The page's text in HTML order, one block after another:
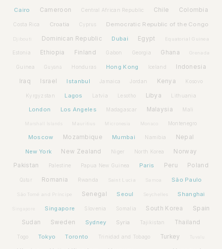
Cairo Cameroon Central African Republic Chile Colombia
Costa Rica Croatia Cyprus Democratic Republic of the Congo
Djibouti Dominican Republic Dubai Egypt Equatorial Guinea
Estonia Ethiopia Finland Gabon Georgia Ghana Grenada
Guinea Guyana Honduras Hong Kong Iceland Indonesia
Iraq Israel Istanbul Jamaica Jordan Kenya Kosovo
Kyrgyzstan Lagos Latvia Lesotho Libya Lithuania
London Los Angeles Madagascar Malaysia Mali
Marshall Islands Mauritius Micronesia Monaco Montenegro
Moscow Mozambique Mumbai Namibia Nepal
New York New Zealand Niger North Korea Norway
Pakistan Palestine Papua New Guinea Paris Peru Poland
Qatar Romania Rwanda Saint Lucia Samoa São Paulo
São Tomé and Príncipe Senegal Seoul Seychelles Shanghai
Singapore Slovenia Somalia South Korea Spain
Sudan Sweden Sydney Syria Tajikistan Thailand
Togo Tokyo Toronto Trinidad and Tobago Turkey Tuvalu